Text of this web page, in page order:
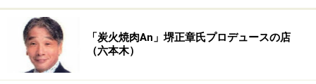
「炭火焼肉An」堺正章氏プロデュースの店
（六本木）